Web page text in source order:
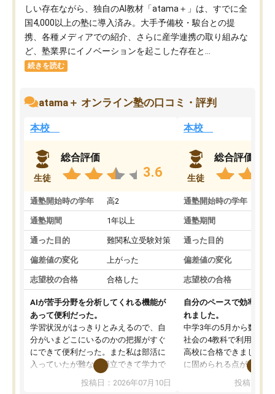
しい存在ながら、独自のAI教材「atama＋」は、すでに全
国4,000以上の塾に導入済み。大手予備校・駿台との提
携、各種メディアでの紹介、さらに産学連携の取り組みな
ど、塾業界にイノベーションを起こした存在と...
続きを読む
atama＋ オンライン塾の口コミ・評判
本校
生徒
総合評価
3.6
通塾開始時の学年 高2
通塾期間 1年以上
通った目的 難関私立受験対策
偏差値の変化 上がった
志望校の合格 合格した
AIが苦手分野を分析してくれる機能が
あって便利だった。
学習状況がはっきりとみえるので、自
分がいまどこにいるのかの把握がすぐ
にできて便利だった。また私は部活に
入っていたが難なく両立できて学力で
も部活でも結果を残すことができてよ
かった。また問題演習の際に、自分が
投稿日：2026年07月10日
本校
生徒
総合評価
通塾開始時の学年
通塾期間
通った目的
偏差値の変化
志望校の合格
自分のペースで効率よく
れました。
中学3年の5月から数学・
社会の4教科で利用し、
高校に合格できました。
に固められる点が魅力で
項目のおかげで、手軽
投稿日：